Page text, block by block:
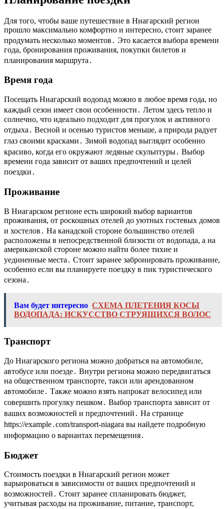
Для того, чтобы ваше путешествие в Ниагарский регион
прошло максимально комфортно и интересно, стоит заранее
продумать несколько моментов․ Это касается выбора времени
года, бронирования проживания, покупки билетов и
планирования маршрута․
Время года
Посещать Ниагарский водопад можно в любое время года, но
каждый сезон имеет свои особенности․ Летом здесь тепло и
солнечно, что идеально подходит для прогулок и активного
отдыха․ Весной и осенью туристов меньше, а природа радует
глаз своими красками․ Зимой водопад выглядит особенно
красиво, когда его окружают ледяные скульптуры․ Выбор
времени года зависит от ваших предпочтений и целей
поездки․
Проживание
В Ниагарском регионе есть широкий выбор вариантов
проживания, от роскошных отелей до уютных гостевых домов
и хостелов․ На канадской стороне большинство отелей
расположены в непосредственной близости от водопада, а на
американской стороне можно найти более тихие и
уединенные места․ Стоит заранее забронировать проживание,
особенно если вы планируете поездку в пик туристического
сезона․
Вам будет интересно СХЕМА ПЛЕТЕНИЯ КОСЫ
ВОДОПАДА: ИСКУССТВО СТРУЯЩИХСЯ ВОЛОС
Транспорт
До Ниагарского региона можно добраться на автомобиле,
автобусе или поезде․ Внутри региона можно передвигаться
на общественном транспорте, такси или арендованном
автомобиле․ Также можно взять напрокат велосипед или
совершить прогулку пешком․ Выбор транспорта зависит от
ваших возможностей и предпочтений․ На странице
https://example․com/transport-niagara вы найдете подробную
информацию о вариантах перемещения․
Бюджет
Стоимость поездки в Ниагарский регион может
варьироваться в зависимости от ваших предпочтений и
возможностей․ Стоит заранее спланировать бюджет,
учитывая расходы на проживание, питание, транспорт,